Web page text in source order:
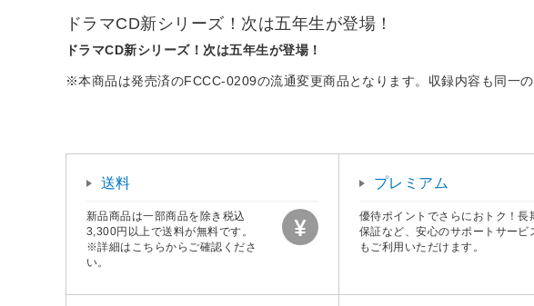
ドラマCD新シリーズ！次は五年生が登場！
ドラマCD新シリーズ！次は五年生が登場！
※本商品は発売済のFCCC-0209の流通変更商品となります。収録内容も同一
送料
新品商品は一部商品を除き税込
3,300円以上で送料が無料です。
※詳細はこちらからご確認くださ
い。
プレミアム
優待ポイントでさらにおトク！長
保証など、安心のサポートサービ
もご利用いただけます。